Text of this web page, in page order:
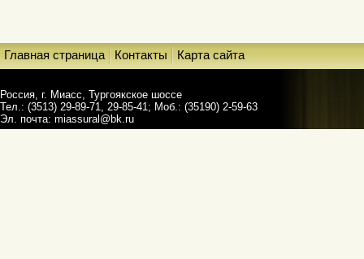
Главная страница Контакты Карта сайта
Россия, г. Миасс, Тургоякское шоссе
Тел.: (3513) 29-89-71, 29-85-41; Моб.: (35190) 2-59-63
Эл. почта: miassural@bk.ru